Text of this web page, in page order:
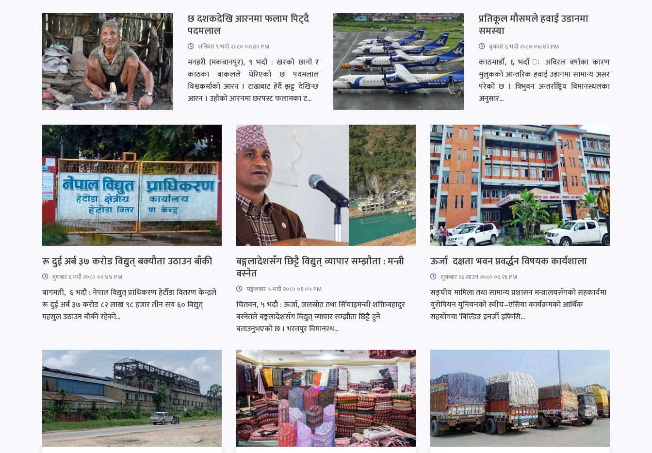
छ दशकदेखि आरनमा फलाम पिट्दै
पदमलाल
शनिबार ९ भदौ २०८० ०२:४० PM
मनहरी (मकवानपुर), ९ भदौ : खरको छानो र
काठका बाकलले घेरिएको छ पदमलाल
विश्वकर्माको आरन । टाढाबाट हेर्दै झट्ट देखिन्छ
आरन । उहाँको आरनमा छरपस्ट फलामका ट...
प्रतिकूल मौसमले हवाई उडानमा
समस्या
बुधबार ६ भदौ २०८० ०४:४२ PM
काठमाडौँ, ६ भदौँ ः अविरल वर्षाका कारण
मुलुकको आन्तरिक हवाई उडानमा सामान्य असर
परेकोे छ । त्रिभुवन अन्तर्राष्ट्रिय विमानस्थलका
अनुसार...
रू दुई अर्ब ३७ करोड विद्युत् बक्यौता उठाउन बाँकी
बुधबार ६ भदौ २०८० ०२:४४ PM
बागमती, ६ भदौ : नेपाल विद्युत् प्राधिकरण हेटौँडा वितरण केन्द्रले
रू दुई अर्ब ३७ करोड ८२ लाख ९८ हजार तीन सय ६० विद्युत्
महसुल उठाउन बाँकी रहेको...
बङ्गलादेशसँग छिट्टै विद्युत् व्यापार सम्झौता : मन्त्री
बस्नेत
मङ्गलबार ५ भदौ २०८० ०१:०५ PM
चितवन, ५ भदौ : ऊर्जा, जलस्रोत तथा सिँचाइमन्त्री शक्तिबहादुर
बस्नेतले बङ्गलादेशसँग विद्युत् व्यापार सम्झौता छिट्टै हुने
बताउनुभएको छ । भरतपुर विमानस्थ...
ऊर्जा दक्षता भवन प्रवर्द्धन विषयक कार्यशाला
शुक्रबार​ २६ साउन २०८० ०६:२६ PM
सङ्घीय मामिला तथा सामान्य प्रशासन मन्त्रालयसँगको सहकार्यमा
युरोपियन युनियनको स्वीच–एसिया कार्यक्रमको आर्थिक
सहयोगमा ‘बिल्डिङ इनर्जी इफिसि...